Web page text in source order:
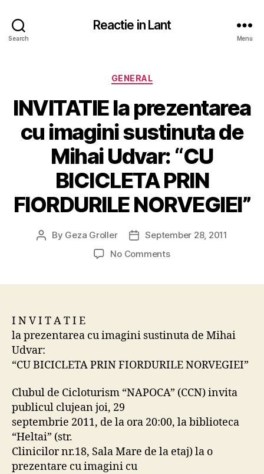
Search
Reactie in Lant
Menu
Categories
GENERAL
INVITATIE la prezentarea
cu imagini sustinuta de
Mihai Udvar: “CU
BICICLETA PRIN
FIORDURILE NORVEGIEI”
Post
By Geza Groller
PostSeptember 28, 2011
No Commentson
sustinuta
Udvar:
BICICLETA
FIORDURILE
I N V I T A T I E
la prezentarea cu imagini sustinuta de Mihai
Udvar:
“CU BICICLETA PRIN FIORDURILE NORVEGIEI”
Clubul de Cicloturism “NAPOCA” (CCN) invita
publicul clujean joi, 29
septembrie 2011, de la ora 20:00, la biblioteca
“Heltai” (str.
Clinicilor nr.18, Sala Mare de la etaj) la o
prezentare cu imagini cu